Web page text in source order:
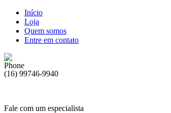
Início
Loja
Quem somos
Entre em contato
(16) 99746-9940
Fale com um especialista